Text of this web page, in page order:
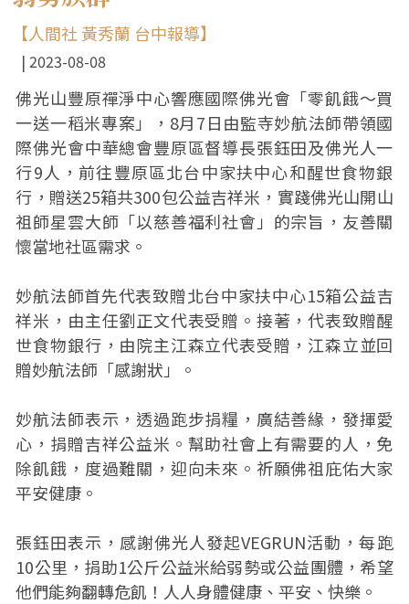
【人間社 黃秀蘭 台中報導】
2023-08-08
佛光山豐原禪淨中心響應國際佛光會「零飢餓～買
一送一稻米專案」，8月7日由監寺妙航法師帶領國
際佛光會中華總會豐原區督導長張鈺田及佛光人一
行9人，前往豐原區北台中家扶中心和醒世食物銀
行，贈送25箱共300包公益吉祥米，實踐佛光山開山
祖師星雲大師「以慈善福利社會」的宗旨，友善關
懷當地社區需求。
妙航法師首先代表致贈北台中家扶中心15箱公益吉
祥米，由主任劉正文代表受贈。接著，代表致贈醒
世食物銀行，由院主江森立代表受贈，江森立並回
贈妙航法師「感謝狀」。
妙航法師表示，透過跑步捐糧，廣結善緣，發揮愛
心，捐贈吉祥公益米。幫助社會上有需要的人，免
除飢餓，度過難關，迎向未來。祈願佛祖庇佑大家
平安健康。
張鈺田表示，感謝佛光人發起VEGRUN活動，每跑
10公里，捐助1公斤公益米給弱勢或公益團體，希望
他們能夠翻轉危飢！人人身體健康、平安、快樂。